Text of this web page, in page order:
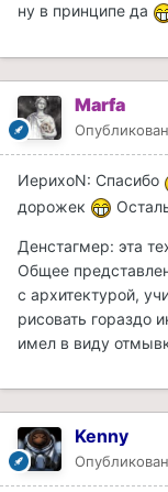
ну в принципе да
Marfa
ИерихоN: Спасибо
дорожек
Денстагмер: эта
Общее
с архитектурой,
рисовать гораздо
имел в виду
Kenny